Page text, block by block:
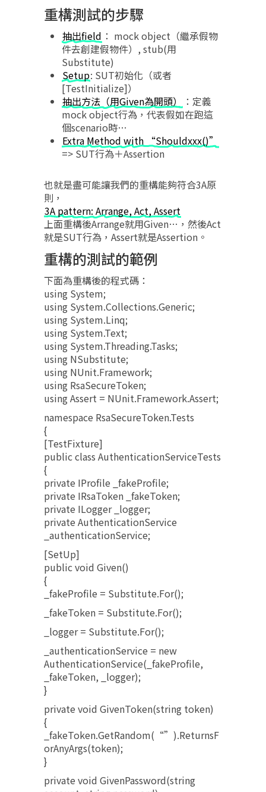
重構測試的步驟
抽出field ： mock object（繼承假物
件去創建假物件）, stub(用
Substitute)
Setup: SUT初始化（或者
[TestInitialize]）
抽出方法（用Given為開頭）
：定義
mock object行為，代表假如在跑這
個scenario時…
Extra Method with “Shouldxxx()”
=> SUT行為＋Assertion
也就是盡可能讓我們的重構能夠符合3A原
則，
3A pattern: Arrange, Act, Assert
上面重構後Arrange就用Given…，然後Act
就是SUT行為，Assert就是Assertion。
重構的測試的範例
下面為重構後的程式碼：
using System;
using System.Collections.Generic;
using System.Linq;
using System.Text;
using System.Threading.Tasks;
using NSubstitute;
using NUnit.Framework;
using RsaSecureToken;
using Assert = NUnit.Framework.Assert;
namespace RsaSecureToken.Tests
{
[TestFixture]
public class AuthenticationServiceTests
{
private IProfile _fakeProfile;
private IRsaToken _fakeToken;
private ILogger _logger;
private AuthenticationService
_authenticationService;
[SetUp]
public void Given()
{
_fakeProfile = Substitute.For();
_fakeToken = Substitute.For();
_logger = Substitute.For();
_authenticationService = new
AuthenticationService(_fakeProfile,
_fakeToken, _logger);
}
private void GivenToken(string token)
{
_fakeToken.GetRandom(“”).ReturnsF
orAnyArgs(token);
}
private void GivenPassword(string